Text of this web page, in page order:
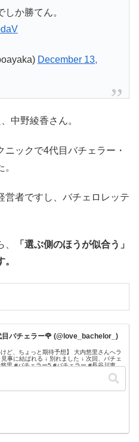
か勝てん。
December 13,
中野綾香さん。
ックで4代目バチェラー・
営者ですし、バチェロレッテ
「選ぶ側のほうが似合う」
目バチェラー🌹 (@love_bachelor_)
けど、ちょっと期待予想】 大内悠里さんへラ
事に結ばれる ↓ 別れました ↓ 次回、バチェ
里 #バチェラー5 #バチェラー #長谷川恵一